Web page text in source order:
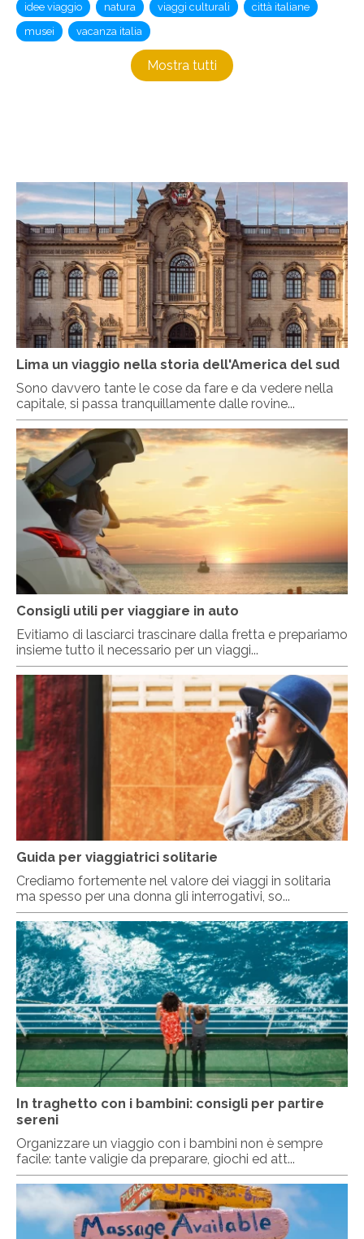
idee viaggio
natura viaggi culturali
città italiane
musei
vacanza italia
Mostra tutti
Lima un viaggio nella storia dell'America del sud
Sono davvero tante le cose da fare e da vedere nella
capitale, si passa tranquillamente dalle rovine...
Consigli utili per viaggiare in auto
Evitiamo di lasciarci trascinare dalla fretta e prepariamo
insieme tutto il necessario per un viaggi...
Guida per viaggiatrici solitarie
Crediamo fortemente nel valore dei viaggi in solitaria
ma spesso per una donna gli interrogativi, so...
In traghetto con i bambini: consigli per partire
sereni
Organizzare un viaggio con i bambini non è sempre
facile: tante valigie da preparare, giochi ed att...